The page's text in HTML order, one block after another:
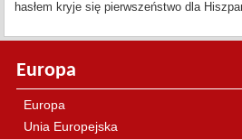
hasłem kryje się pierwszeństwo dla
Europa
Europa
Unia Europejska